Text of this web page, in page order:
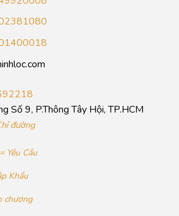
Số 9, P.Thông Tây Hội, TP.HCM
đường
Yêu Cầu
Khẩu
chương